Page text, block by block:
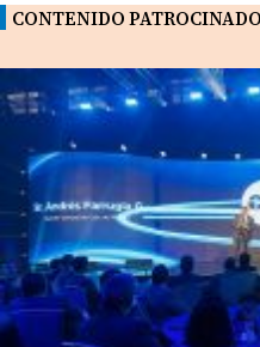
CONTENIDO PATROCINADO